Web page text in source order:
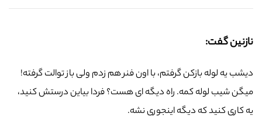
نازنین گفت:
دیشب یه لوله بازکن گرفتم، با اون فنر هم زدم ولی باز توالت گرفته!
میگن شیب لوله کمه. راه دیگه ای هست؟ فردا بیاین درستش کنید،
یه کاری کنید که دیگه اینجوری نشه.